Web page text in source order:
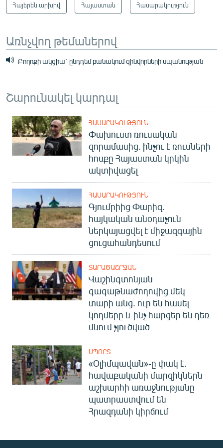
Հայերեն արխիվ Հայաստան Հասարակություն
Առնչվող թեմաներով
Բողոքի ակցիա` ընդդեմ բանակում զինվորների սպանության
Շարունակել կարդալ
ՀԱՍԱՐԱԿՈՒԹՅՈՒՆ
Փախուստ ռուսական
զորամասից. ինչու է ռուսների
հոսքը Հայաստան կրկին
ակտիվացել
ՀԱՍԱՐԱԿՈՒԹՅՈՒՆ
Գյումրիից Փարիզ․
հայկական անօդաչուն
ներկայացվել է միջազգային
ցուցահանդեսում
ՏԱՐԱԾԱՇՐՋԱՆ
Վաշինգտոնյան
գագաթնաժողովից մեկ
տարի անց. ուր են հասել
կողմերը և ինչ հարցեր են դեռ
մնում չլուծված
ՍՊՈՐՏ
«Օլիմպավան»-ը փակ է.
հավաքականի մարզիկներն
աշխարհի առաջնությանը
պատրաստվում են
Հրազդանի կիրճում